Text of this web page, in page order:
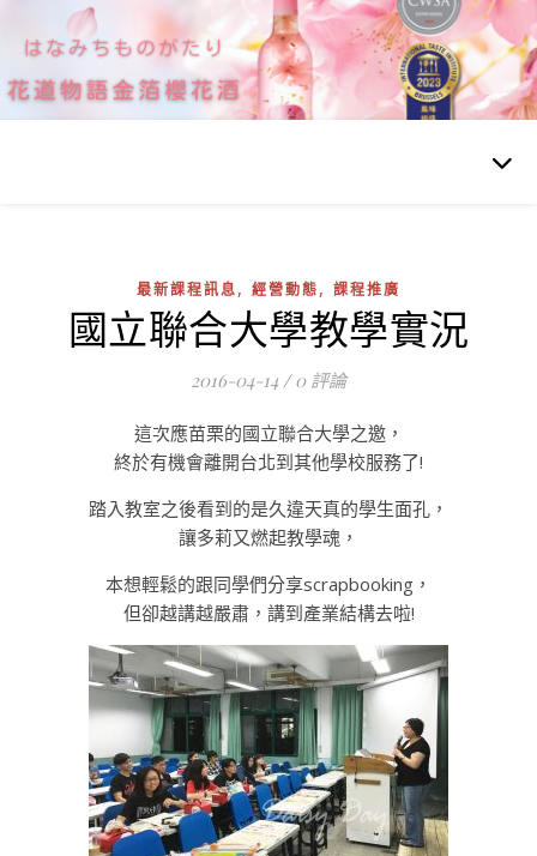
最新課程訊息, 經營動態, 課程推廣
國立聯合大學教學實況
2016-04-14 / 0 評論
這次應苗栗的國立聯合大學之邀，
終於有機會離開台北到其他學校服務了!
踏入教室之後看到的是久違天真的學生面孔，
讓多莉又燃起教學魂，
本想輕鬆的跟同學們分享scrapbooking，
但卻越講越嚴肅，講到產業結構去啦!